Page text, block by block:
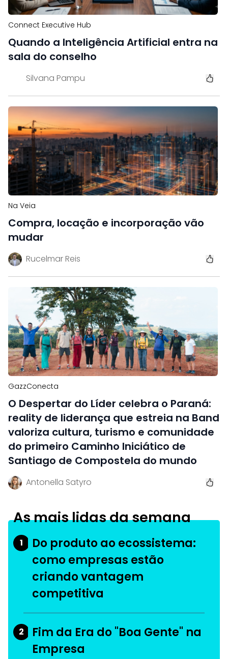
Connect Executive Hub
Quando a Inteligência Artificial entra na
sala do conselho
Silvana Pampu
Na Veia
Compra, locação e incorporação vão
mudar
Rucelmar Reis
GazzConecta
O Despertar do Líder celebra o Paraná:
reality de liderança que estreia na Band
valoriza cultura, turismo e comunidade
do primeiro Caminho Iniciático de
Santiago de Compostela do mundo
Antonella Satyro
As mais lidas da semana
1
Do produto ao ecossistema:
como empresas estão
criando vantagem
competitiva
2
Fim da Era do "Boa Gente" na
Empresa